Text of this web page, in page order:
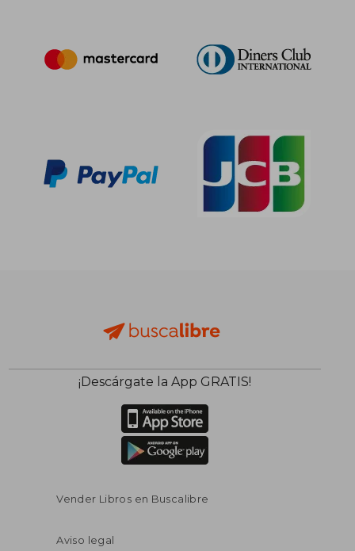
¡Descárgate la App GRATIS!
Vender Libros en Buscalibre
Aviso legal